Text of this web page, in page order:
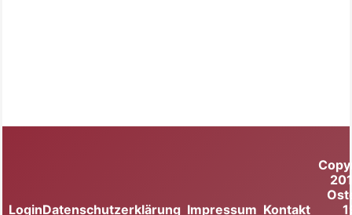
LoginDatenschutzerklärung Impressum Kontakt